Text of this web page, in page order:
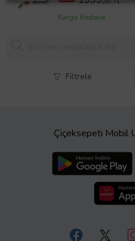
Kargo Bedava
Filtrele
Çiçeksepeti Mobil